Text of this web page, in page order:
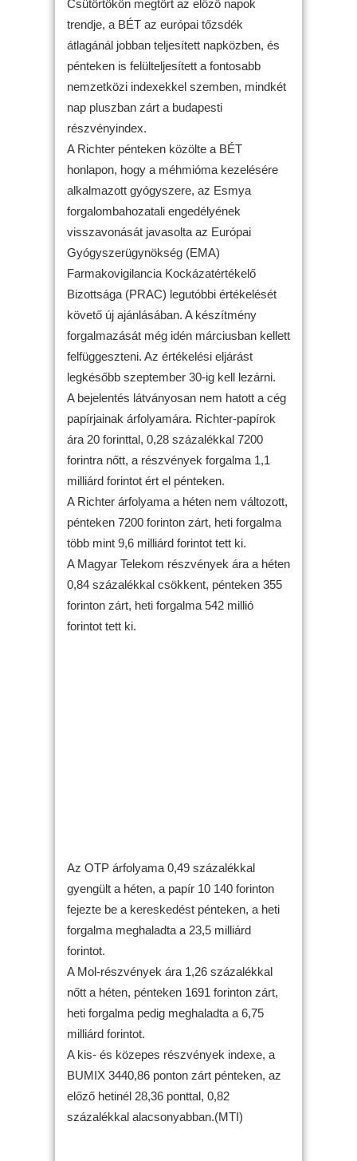
Csütörtökön megtört az előző napok
trendje, a BÉT az európai tőzsdék
átlagánál jobban teljesített napközben, és
pénteken is felülteljesített a fontosabb
nemzetközi indexekkel szemben, mindkét
nap pluszban zárt a budapesti
részvényindex.
A Richter pénteken közölte a BÉT
honlapon, hogy a méhmióma kezelésére
alkalmazott gyógyszere, az Esmya
forgalombahozatali engedélyének
visszavonását javasolta az Európai
Gyógyszerügynökség (EMA)
Farmakovigilancia Kockázatértékelő
Bizottsága (PRAC) legutóbbi értékelését
követő új ajánlásában. A készítmény
forgalmazását még idén márciusban kellett
felfüggeszteni. Az értékelési eljárást
legkésőbb szeptember 30-ig kell lezárni.
A bejelentés látványosan nem hatott a cég
papírjainak árfolyamára. Richter-papírok
ára 20 forinttal, 0,28 százalékkal 7200
forintra nőtt, a részvények forgalma 1,1
milliárd forintot ért el pénteken.
A Richter árfolyama a héten nem változott,
pénteken 7200 forinton zárt, heti forgalma
több mint 9,6 milliárd forintot tett ki.
A Magyar Telekom részvények ára a héten
0,84 százalékkal csökkent, pénteken 355
forinton zárt, heti forgalma 542 millió
forintot tett ki.
Az OTP árfolyama 0,49 százalékkal
gyengült a héten, a papír 10 140 forinton
fejezte be a kereskedést pénteken, a heti
forgalma meghaladta a 23,5 milliárd
forintot.
A Mol-részvények ára 1,26 százalékkal
nőtt a héten, pénteken 1691 forinton zárt,
heti forgalma pedig meghaladta a 6,75
milliárd forintot.
A kis- és közepes részvények indexe, a
BUMIX 3440,86 ponton zárt pénteken, az
előző hetinél 28,36 ponttal, 0,82
százalékkal alacsonyabban.(MTI)